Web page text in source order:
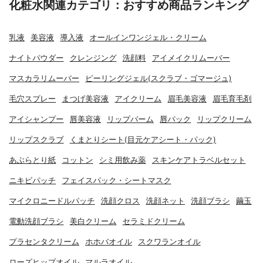
化粧水関連カテゴリ：おすすめ商品ランキング
乳液 美容液 導入液 オールインワンジェル・クリーム
ナイトパウダー クレンジング 洗顔料 アイメイクリムーバー
マスカラリムーバー ピーリングジェル(スクラブ・ゴマージュ)
毛穴スプレー まつげ美容液 アイクリーム 眉毛美容液 眉毛育毛剤
アイシャンプー 唇美容液 リップバーム 唇パック リップクリーム
リップスクラブ くまとりシート(目元ケアシート・パック)
あぶらとり紙 コットン シミ用飲み薬 スキンケアトラベルセット
ニキビパッチ フェイスパック・シートマスク
マイクロニードルパッチ 洗顔クロス 洗顔ネット 洗顔ブラシ 繭玉
電動洗顔ブラシ 美白クリーム セラミドクリーム
プラセンタクリーム ホホバオイル スクワランオイル